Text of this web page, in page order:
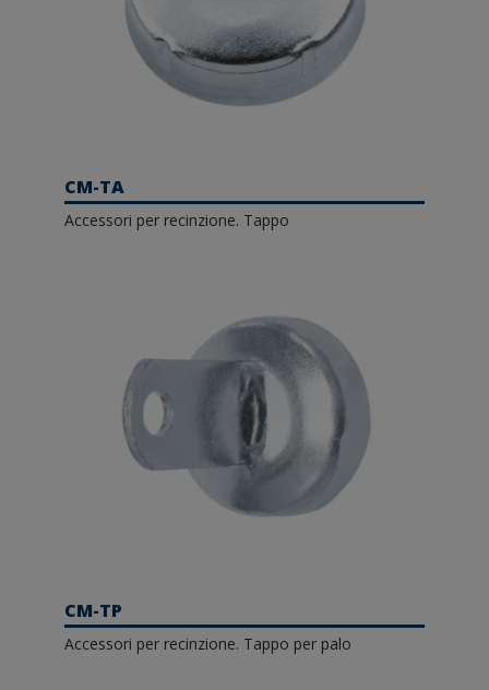
CM-TA
Accessori per recinzione. Tappo
CM-TP
Accessori per recinzione. Tappo per palo